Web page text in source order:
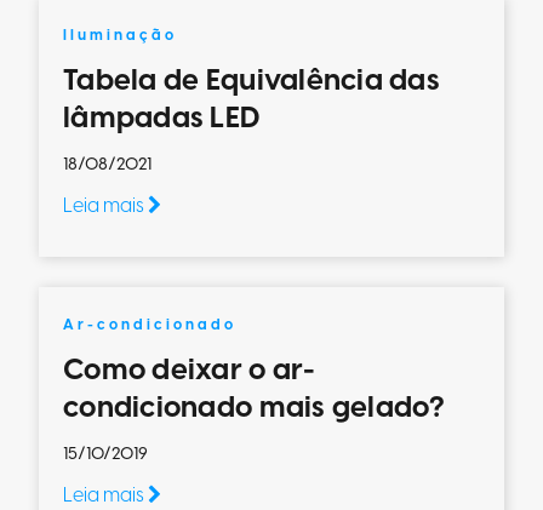
Iluminação
Tabela de Equivalência das
lâmpadas LED
18/08/2021
Leia mais
Ar-condicionado
Como deixar o ar-
condicionado mais gelado?
15/10/2019
Leia mais